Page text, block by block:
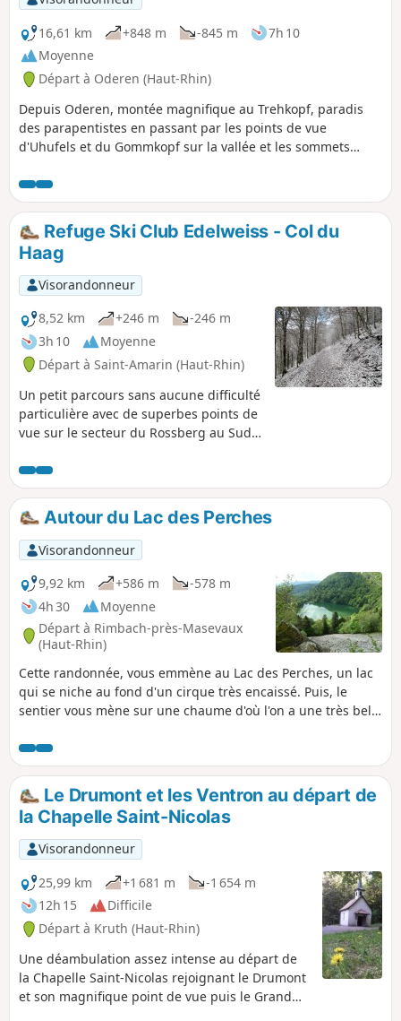
16,61 km
+848 m -845 m
7h 10
Moyenne
Départ à Oderen (Haut-Rhin)
Depuis Oderen, montée magnifique au Trehkopf, paradis
des parapentistes en passant par les points de vue
d'Uhufels et du Gommkopf sur la vallée et les sommets
cimetière du Trehkopf en empruntant des sentiers
agréables le plus souvent en forêt. Après avoir profité des
crêtes du Trehkopf et du Jungfrauenkopf et d'une vue à
360°, le retour s'opèrera par la ferme-auberge du Treh, la
Chapelle Sainte-Anne, l'Abri du Schalm, le point de vue de
Katzensteg et le bois d'Hensbach,
Refuge Ski Club Edelweiss - Col du
Haag
Visorandonneur
8,52 km
+246 m
-246 m
3h 10
Moyenne
Départ à Saint-Amarin (Haut-Rhin)
Un petit parcours sans aucune difficulté
particulière avec de superbes points de
vue sur le secteur du Rossberg au Sud
Autour du Lac des Perches
Visorandonneur
9,92 km
+586 m
-578 m
4h 30
Moyenne
Départ à Rimbach-près-Masevaux
(Haut-Rhin)
Cette randonnée, vous emmène au Lac des Perches, un lac
qui se niche au fond d'un cirque très encaissé. Puis, le
sentier vous mène sur une chaume d'où l'on a une très belle
ciel est clair.
Le Drumont et les Ventron au départ de
la Chapelle Saint-Nicolas
Visorandonneur
25,99 km
+1 681 m
-1 654 m
12h 15
Difficile
Départ à Kruth (Haut-Rhin)
Une déambulation assez intense au départ de
la Chapelle Saint-Nicolas rejoignant le Drumont
et son magnifique point de vue puis le Grand